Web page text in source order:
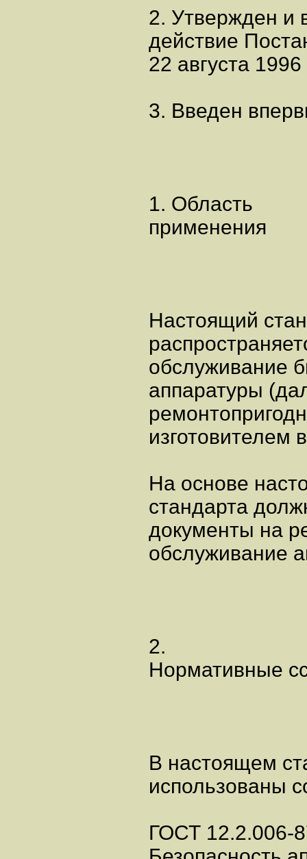
2. Утвержден и
действие
22 августа 1996
3. Введен
1. Область
применения
Настоящий
обслуживание
аппаратуры
изготовителем
На основе
стандарта
документы на
обслуживание
2.
Нормативные
В настоящем
использованы
ГОСТ 12.2.006-